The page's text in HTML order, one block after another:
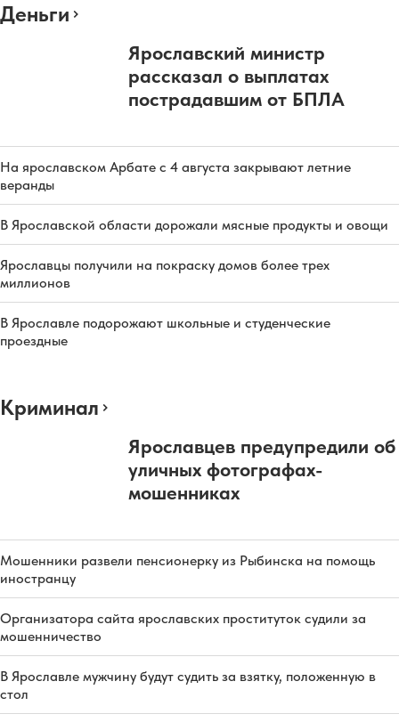
Деньги
Ярославский министр
рассказал о выплатах
пострадавшим от БПЛА
На ярославском Арбате с 4 августа закрывают летние
веранды
В Ярославской области дорожали мясные продукты и овощи
Ярославцы получили на покраску домов более трех
миллионов
В Ярославле подорожают школьные и студенческие
проездные
Криминал
Ярославцев предупредили об
уличных фотографах-
мошенниках
Мошенники развели пенсионерку из Рыбинска на помощь
иностранцу
Организатора сайта ярославских проституток судили за
мошенничество
В Ярославле мужчину будут судить за взятку, положенную в
стол